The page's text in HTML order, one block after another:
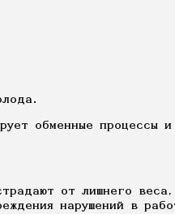
обменные процессы
от лишнего
нарушений в